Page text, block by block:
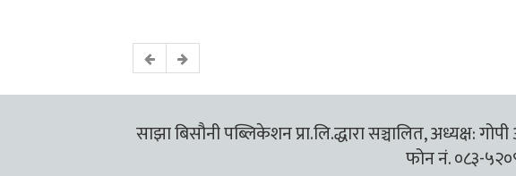
साझा बिसौनी पब्लिकेशन प्रा.लि.द्धारा सञ्चालित, अध्यक्ष:
फोन नं. ०८३-